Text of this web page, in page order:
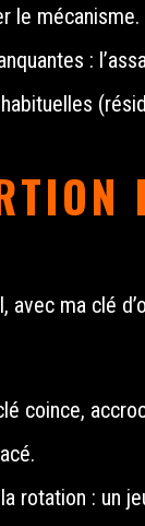
le mécanisme.
:
ma clé
coince,
rotation : un